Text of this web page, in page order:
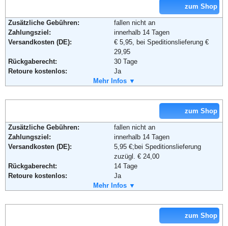
zum Shop
Zusätzliche Gebühren:
fallen nicht an
Zahlungsziel:
innerhalb 14 Tagen
Versandkosten (DE):
€ 5,95, bei Speditionslieferung €
29,95
Rückgaberecht:
30 Tage
Retoure kostenlos:
Ja
im Paket enthalten
Adresse:
Otto GmbH & Co KG
Wandsbeker Straße 3-7
22172 Hamburg
Telefon:
+49 (0)40 - 6461 - 0
Fax:
+49 (0)40 - 6461 - 8571
service@otto.de
Mehr Infos ▼
zum Shop
Zusätzliche Gebühren:
fallen nicht an
Zahlungsziel:
innerhalb 14 Tagen
Versandkosten (DE):
5,95 €;bei Speditionslieferung
zuzügl. € 24,00
Rückgaberecht:
14 Tage
Retoure kostenlos:
Ja
im Paket enthalten
Mehr Infos ▼
zum Shop